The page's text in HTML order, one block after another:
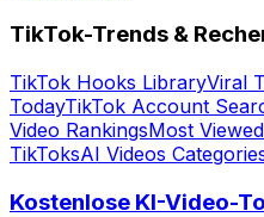
TikTok-Trends &
TikTok Hooks LibraryViral
TodayTikTok Account
Video RankingsMost
TikToksAI Videos
Kostenlose KI-Video-